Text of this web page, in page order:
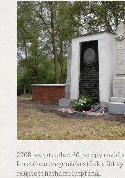
2008. szeptember 20-án egy rövid
keretében megemlékeztünk a Jókay
felújított hathalmi kriptánál.